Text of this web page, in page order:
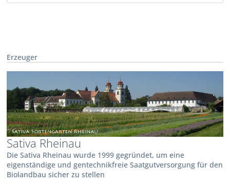
Erzeuger
Sativa Rheinau
Die Sativa Rheinau wurde 1999 gegründet, um eine
eigenständige und gentechnikfreie Saatgutversorgung für den
Biolandbau sicher zu stellen